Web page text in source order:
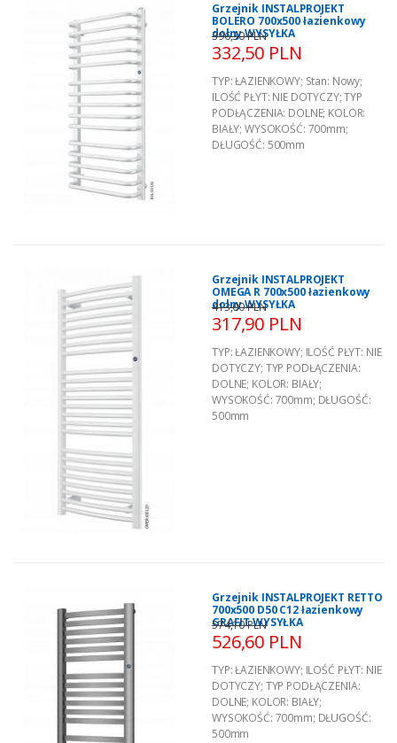
Grzejnik INSTALPROJEKT
BOLERO 700x500 łazienkowy
dolny WYSYŁKA
332,50 PLN
396,30 PLN
TYP:ŁAZIENKOWY; Stan: Nowy;
ILOŚĆ PŁYT: NIE DOTYCZY;TYP
PODŁĄCZENIA: DOLNE; KOLOR:
BIAŁY; WYSOKOŚĆ: 700mm;
DŁUGOŚĆ: 500mm
Grzejnik INSTALPROJEKT
OMEGA R 700x500 łazienkowy
dolny WYSYŁKA
317,90 PLN
413,00 PLN
TYP:ŁAZIENKOWY; ILOŚĆ PŁYT: NIE
DOTYCZY; TYP PODŁĄCZENIA:
DOLNE; KOLOR: BIAŁY;
WYSOKOŚĆ: 700mm; DŁUGOŚĆ:
500mm
Grzejnik INSTALPROJEKT RETTO
700x500 D50 C12 łazienkowy
GRAFIT WYSYŁKA
526,60 PLN
574,10 PLN
TYP:ŁAZIENKOWY; ILOŚĆ PŁYT: NIE
DOTYCZY; TYP PODŁĄCZENIA:
DOLNE; KOLOR: BIAŁY;
WYSOKOŚĆ: 700mm; DŁUGOŚĆ:
500mm